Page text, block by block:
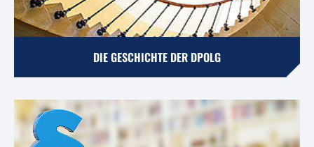
DIE GESCHICHTE DER DPOLG